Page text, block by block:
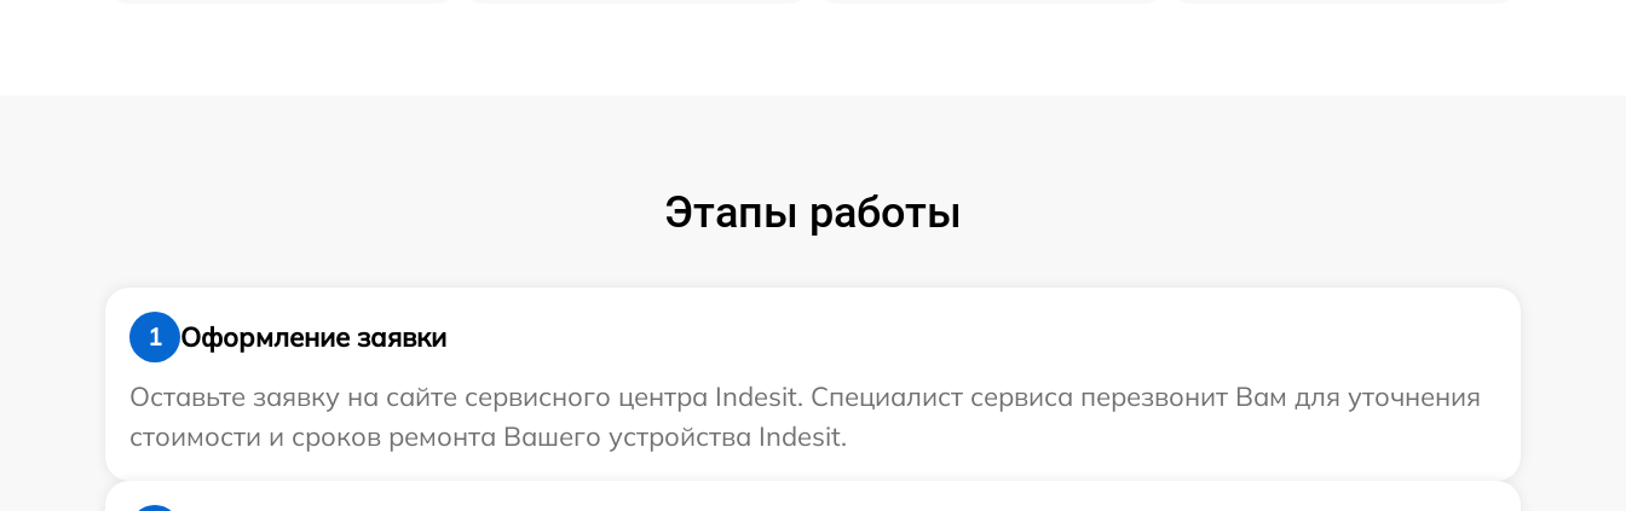
Этапы работы
1
Оформление заявки
Оставьте заявку на сайте сервисного центра Indesit. Специалист сервиса перезвонит Вам для уточнения
стоимости и сроков ремонта Вашего устройства Indesit.